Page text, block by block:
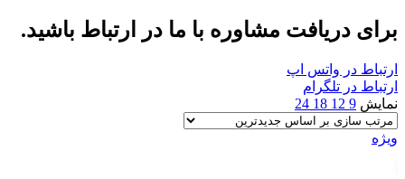
برای دریافت مشاوره با ما در ارتباط باشید.
ارتباط در واتس اپ
ارتباط در تلگرام
نمایش 9
12
18
24
ویژه